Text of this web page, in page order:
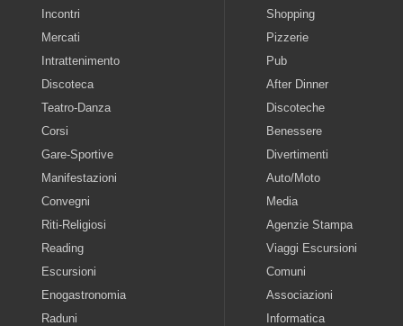
Incontri
Mercati
Intrattenimento
Discoteca
Teatro-Danza
Corsi
Gare-Sportive
Manifestazioni
Convegni
Riti-Religiosi
Reading
Escursioni
Enogastronomia
Raduni
Shopping
Pizzerie
Pub
After Dinner
Discoteche
Benessere
Divertimenti
Auto/Moto
Media
Agenzie Stampa
Viaggi Escursioni
Comuni
Associazioni
Informatica